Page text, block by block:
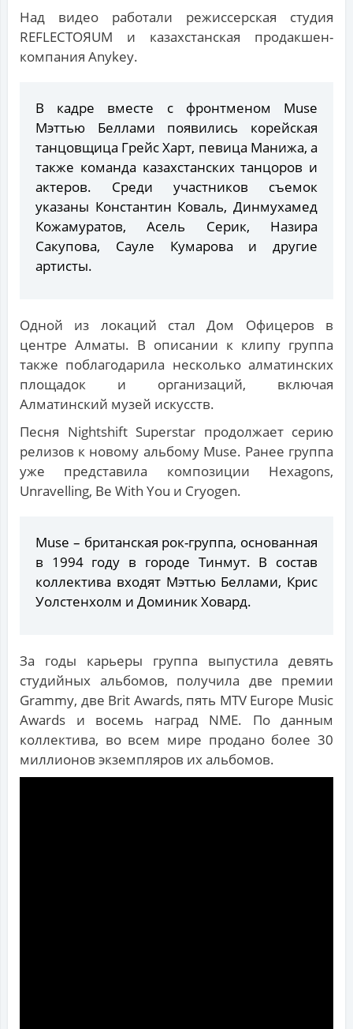
Над видео работали режиссерская студия
REFLECTOЯUM и казахстанская продакшен-
компания Anykey.
В кадре вместе с фронтменом Muse
Мэттью Беллами появились корейская
танцовщица Грейс Харт, певица Манижа, а
также команда казахстанских танцоров и
актеров. Среди участников съемок
указаны Константин Коваль, Динмухамед
Кожамуратов, Асель Серик, Назира
Сакупова, Сауле Кумарова и другие
артисты.
Одной из локаций стал Дом Офицеров в
центре Алматы. В описании к клипу группа
также поблагодарила несколько алматинских
площадок и организаций, включая
Алматинский музей искусств.
Песня Nightshift Superstar продолжает серию
релизов к новому альбому Muse. Ранее группа
уже представила композиции Hexagons,
Unravelling, Be With You и Cryogen.
Muse – британская рок-группа, основанная
в 1994 году в городе Тинмут. В состав
коллектива входят Мэттью Беллами, Крис
Уолстенхолм и Доминик Ховард.
За годы карьеры группа выпустила девять
студийных альбомов, получила две премии
Grammy, две Brit Awards, пять MTV Europe Music
Awards и восемь наград NME. По данным
коллектива, во всем мире продано более 30
миллионов экземпляров их альбомов.